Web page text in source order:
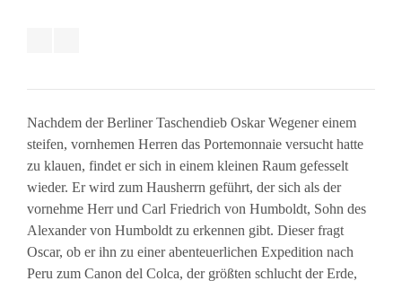
Nachdem der Berliner Taschendieb Oskar Wegener einem
steifen, vornhemen Herren das Portemonnaie versucht hatte
zu klauen, findet er sich in einem kleinen Raum gefesselt
wieder. Er wird zum Hausherrn geführt, der sich als der
vornehme Herr und Carl Friedrich von Humboldt, Sohn des
Alexander von Humboldt zu erkennen gibt. Dieser fragt
Oscar, ob er ihn zu einer abenteuerlichen Expedition nach
Peru zum Canon del Colca, der größten schlucht der Erde,